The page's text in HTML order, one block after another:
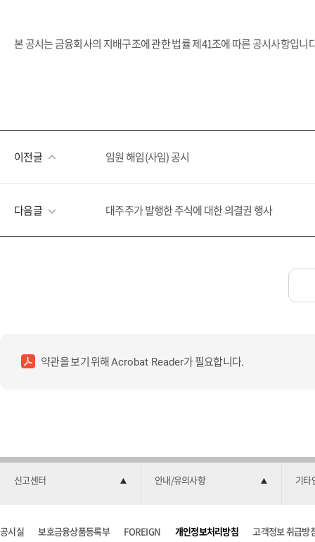
본 공시는 금융회사의 지배구조에 관한 법률 제41조에 따른 공시사항입니
이전글 임원 해임(사임) 공시
다음글 대주주가 발행한 주식에 대한 의결권 행사
약관을 보기 위해Acrobat Reader가 필요합니다.
신고센터 안내/유의사항 기타
공시실 보호금융상품등록부 FOREIGN 개인정보처리방침 고객정보 취급방